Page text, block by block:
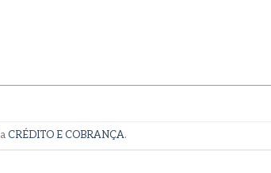
CRÉDITO E COBRANÇA.